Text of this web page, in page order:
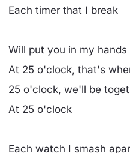
Each timer that I break
Will put you in my hands
At 25 o'clock, that's
25 o'clock, we'll be
At 25 o'clock
Each watch I smash